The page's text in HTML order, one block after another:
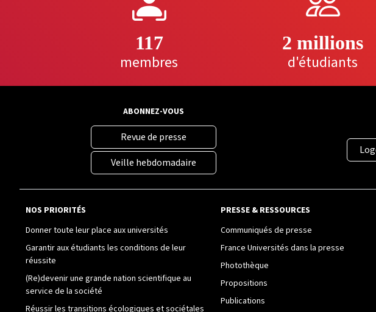
117
membres
2 millions
d'étudiants
ABONNEZ-VOUS
Revue de presse
Veille hebdomadaire
NOS PRIORITÉS
Donner toute leur place aux universités
Garantir aux étudiants les conditions de leur
réussite
(Re)devenir une grande nation scientifique au
service de la société
Réussir les transitions écologiques et sociétales
PRESSE & RESSOURCES
Communiqués de presse
France Universités dans la presse
Photothèque
Propositions
Publications